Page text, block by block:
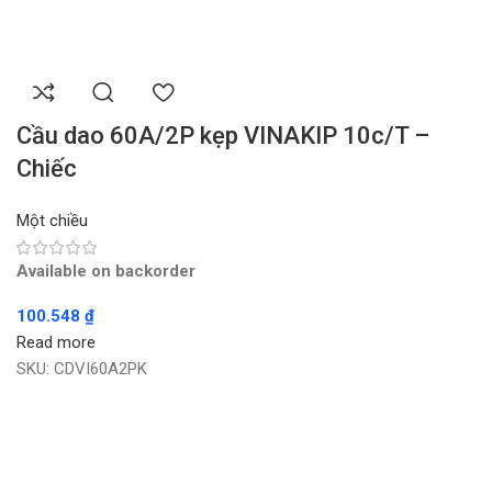
Cầu dao 60A/2P kẹp VINAKIP 10c/T –
Chiếc
Một chiều
Available on backorder
100.548 ₫
Read more
SKU: CDVI60A2PK